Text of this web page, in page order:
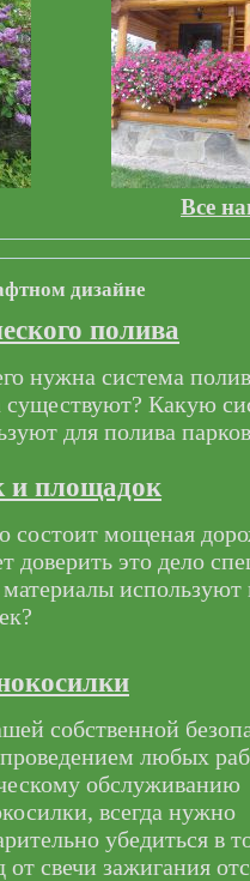
Все
дизайне
полива
нужна система
существуют? Какую
для полива
и площадок
состоит мощеная
доверить это дело
собственной
любых
обслуживанию
всегда нужно
убедиться в
от свечи зажигания